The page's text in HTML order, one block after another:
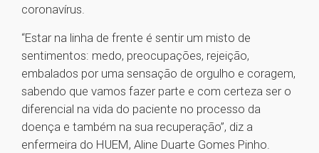
coronavírus.
“Estar na linha de frente é sentir um misto de
sentimentos: medo, preocupações, rejeição,
embalados por uma sensação de orgulho e coragem,
sabendo que vamos fazer parte e com certeza ser o
diferencial na vida do paciente no processo da
doença e também na sua recuperação”, diz a
enfermeira do HUEM, Aline Duarte Gomes Pinho.